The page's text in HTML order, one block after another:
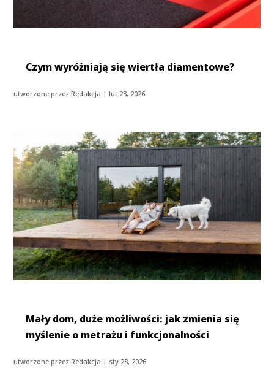
Czym wyróżniają się wiertła diamentowe?
utworzone przezRedakcja |lut 23, 2026
Mały dom, duże możliwości: jak zmienia się
myślenie o metrażu i funkcjonalności
utworzone przezRedakcja | sty 28, 2026